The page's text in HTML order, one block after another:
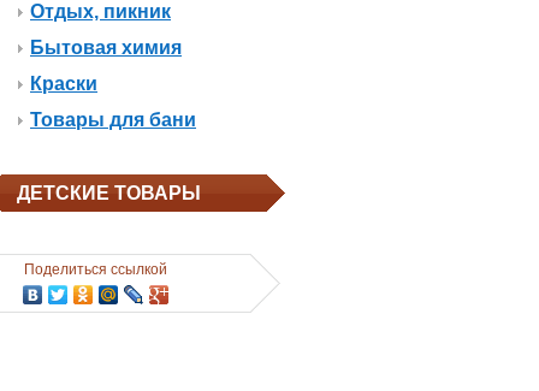
Отдых, пикник
Бытовая химия
Краски
Товары для бани
ДЕТСКИЕ ТОВАРЫ
Поделиться ссылкой